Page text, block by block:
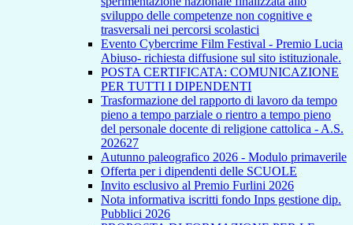
sviluppo delle competenze non cognitive e
trasversali nei percorsi scolastici
Evento Cybercrime Film Festival - Premio Lucia
Abiuso- richiesta diffusione sul sito istituzionale.
POSTA CERTIFICATA: COMUNICAZIONE
PER TUTTI I DIPENDENTI
Trasformazione del rapporto di lavoro da tempo
pieno a tempo parziale o rientro a tempo pieno
del personale docente di religione cattolica - A.S.
202627
Autunno paleografico 2026 - Modulo primaverile
Offerta per i dipendenti delle SCUOLE
Invito esclusivo al Premio Furlini 2026
Nota informativa iscritti fondo Inps gestione dip.
Pubblici 2026